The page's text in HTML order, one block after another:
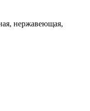
нержавеющая,